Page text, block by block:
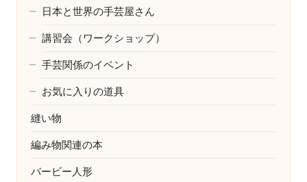
日本と世界の手芸屋さん
講習会（ワークショップ）
手芸関係のイベント
お気に入りの道具
縫い物
編み物関連の本
バービー人形